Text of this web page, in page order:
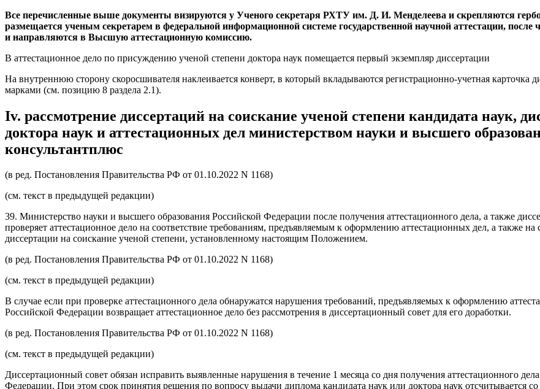
Все перечисленные выше документы визируются у Ученого секретаря РХТУ им. Д. И. Менделеева и скрепляются
размещается ученым секретарем в федеральной информационной системе государственной научной аттестации,
и направляются в Высшую аттестационную комиссию.
В аттестационное дело по присуждению ученой степени доктора наук помещается первый экземпляр диссертации
На внутреннюю сторону скоросшивателя наклеивается конверт, в который вкладываются регистрационно-учетная
марками (см. позицию 8 раздела 2.1).
Iv. рассмотрение диссертаций на соискание ученой степени кандидата наук,
доктора наук и аттестационных дел министерством науки и высшего
консультантплюс
(в ред. Постановления Правительства РФ от 01.10.2022 N 1168)
(см. текст в предыдущей редакции)
39. Министерство науки и высшего образования Российской Федерации после получения аттестационного дела, а также
проверяет аттестационное дело на соответствие требованиям, предъявляемым к оформлению аттестационных дел, а также
диссертации на соискание ученой степени, установленному настоящим Положением.
(в ред. Постановления Правительства РФ от 01.10.2022 N 1168)
(см. текст в предыдущей редакции)
В случае если при проверке аттестационного дела обнаружатся нарушения требований, предъявляемых к оформлению
Российской Федерации возвращает аттестационное дело без рассмотрения в диссертационный совет для его доработки.
(в ред. Постановления Правительства РФ от 01.10.2022 N 1168)
(см. текст в предыдущей редакции)
Диссертационный совет обязан исправить выявленные нарушения в течение 1 месяца со дня получения аттестационного
Федерации. При этом срок принятия решения по вопросу выдачи диплома кандидата наук или доктора наук отсчитывается со